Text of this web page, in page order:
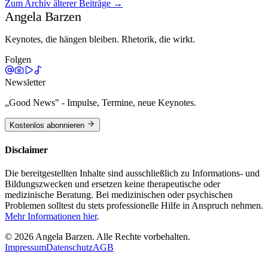
Weiterlesen →
Zum Archiv älterer Beiträge →
Angela Barzen
Keynotes, die hängen bleiben. Rhetorik, die wirkt.
Folgen
Newsletter
„Good News" - Impulse, Termine, neue Keynotes.
Kostenlos abonnieren
Disclaimer
Die bereitgestellten Inhalte sind ausschließlich zu Informations- und
Bildungszwecken und ersetzen keine therapeutische oder
medizinische Beratung. Bei medizinischen oder psychischen
Problemen solltest du stets professionelle Hilfe in Anspruch nehmen.
Mehr Informationen hier.
© 2026 Angela Barzen. Alle Rechte vorbehalten.
ImpressumDatenschutzAGB